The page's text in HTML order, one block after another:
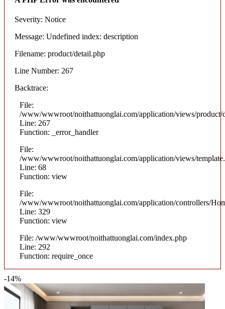
Severity: Notice
Message: Undefined index: description
Filename: product/detail.php
Line Number: 267
Backtrace:
File:
/www/wwwroot/noithattuonglai.com/application/views/product/
Line: 267
Function: _error_handler
File:
/www/wwwroot/noithattuonglai.com/application/views/
Line: 68
Function: view
File:
/www/wwwroot/noithattuonglai.com/application/controllers/
Line: 329
Function: view
File: /www/wwwroot/noithattuonglai.com/index.php
Line: 292
Function: require_once
-14%